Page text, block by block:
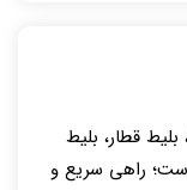
قطار، بلیط
راهی سریع و